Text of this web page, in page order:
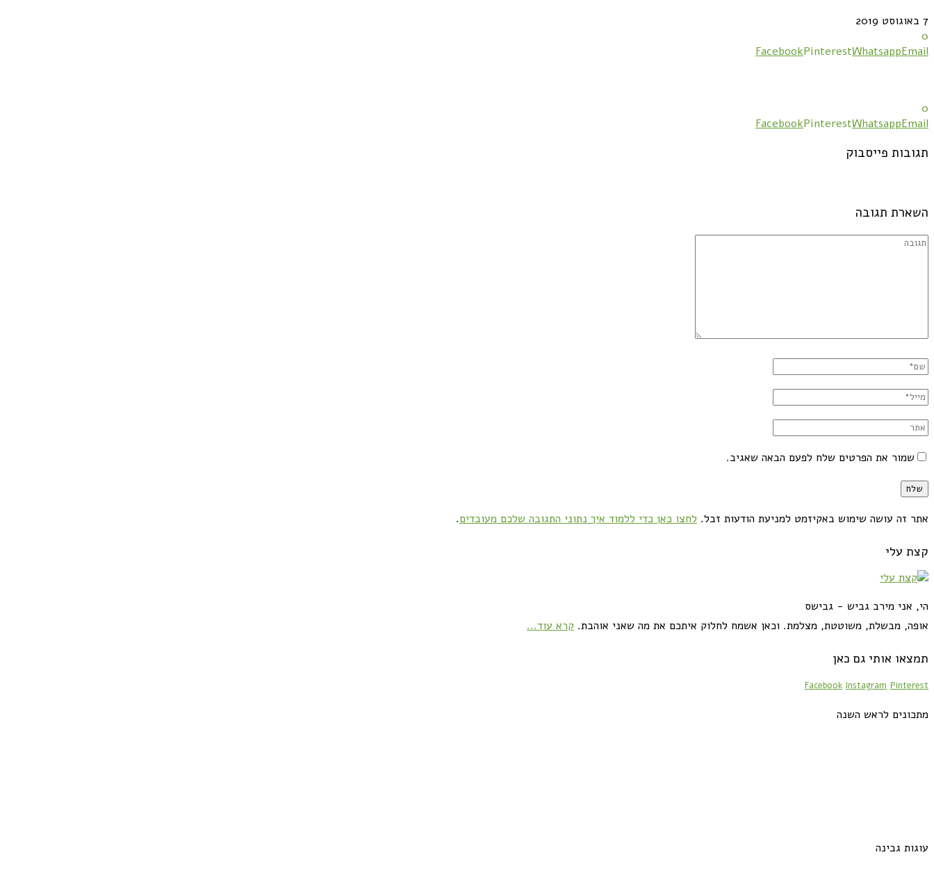
7 באוגוסט 2019
0
FacebookPinterestWhatsappEmail
0
FacebookPinterestWhatsappEmail
תגובות פייסבוק
השארת תגובה
שמור את הפרטים שלח לפעם הבאה שאגיב.
אתר זה עושה שימוש באקיזמט למניעת הודעות זבל. לחצו כאן כדי ללמוד איך נתוני התגובה שלכם מעובדים.
קצת עלי
הי, אני מירב גביש - גבישס
אופה, מבשלת, משוטטת, מצלמת. וכאן אשמח לחלוק איתכם את מה שאני אוהבת. קרא עוד...
תמצאו אותי גם כאן
Facebook Instagram Pinterest
מתכונים לראש השנה
עוגות גבינה